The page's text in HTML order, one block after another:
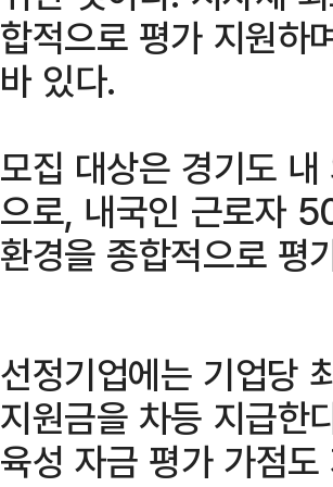
합적으로 평가 지원하
바 있다.
모집 대상은 경기도
으로, 내국인 근로자
환경을 종합적으로 평
선정기업에는 기업당
지원금을 차등 지급한
육성 자금 평가 가점도